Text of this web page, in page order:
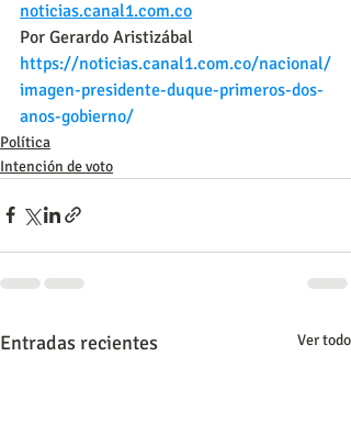
noticias.canal1.com.co
Por Gerardo Aristizábal
https://noticias.canal1.com.co/nacional/
imagen-presidente-duque-primeros-dos-
anos-gobierno/
Política
Intención de voto
Entradas recientes Ver todo